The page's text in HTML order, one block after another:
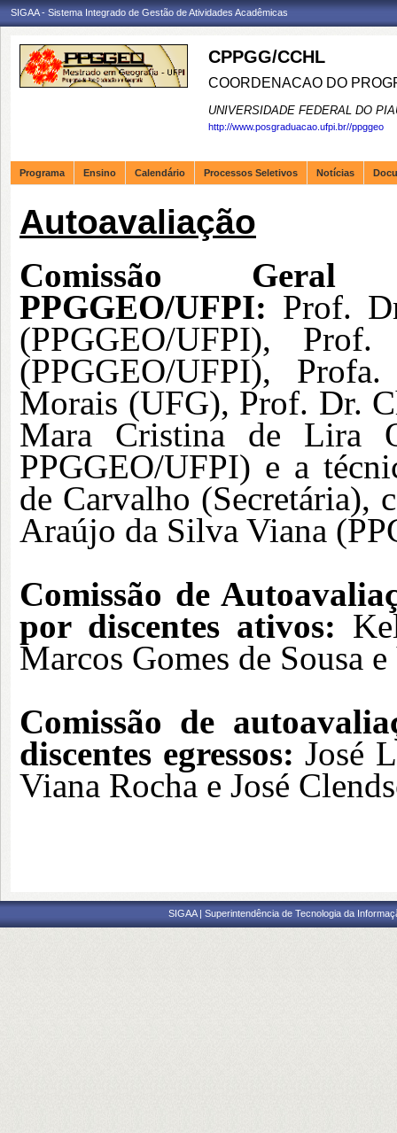
SIGAA - Sistema Integrado de Gestão de Atividades Acadêmicas
CPPGG/CCHL
COORDENACAO DO
UNIVERSIDADE FEDERAL DO
http://www.posgraduacao.ufpi.br//ppggeo
Programa Ensino Calendário Processos Seletivos Notícias
Autoavaliação
Comissão
PPGGEO/UFPI: Prof.
(PPGGEO/UFPI),
(PPGGEO/UFPI),
Morais (UFG), Prof. Dr.
Mara Cristina de Lira
PPGGEO/UFPI) e a
de Carvalho
Araújo da Silva Viana
Comissão de
por discentes ativos:
Marcos Gomes de Sousa
Comissão de
discentes egressos: José
Viana Rocha e José
SIGAA | Superintendência de Tecnologia da